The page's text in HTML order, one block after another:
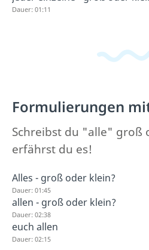
Dauer: 01:11
Formulierungen
Schreibst du "alle" groß
erfährst du es!
Alles - groß oder klein?
Dauer: 01:45
allen - groß oder klein?
Dauer: 02:38
euch allen
Dauer: 02:15